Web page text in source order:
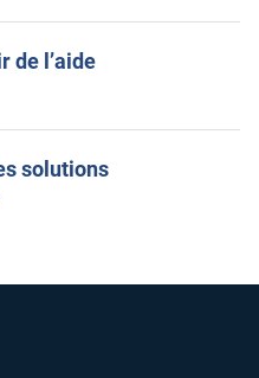
de l’aide
solutions